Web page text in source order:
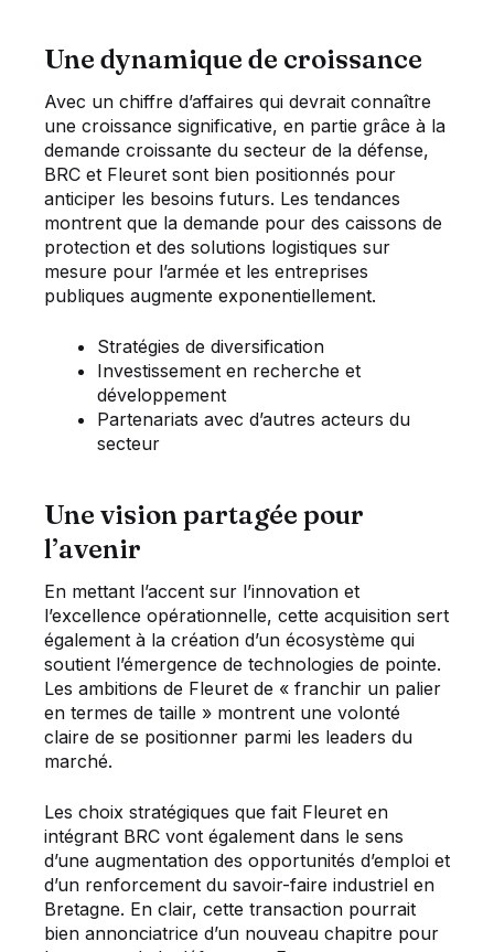
Une dynamique de croissance
Avec un chiffre d’affaires qui devrait connaître
une croissance significative, en partie grâce à la
demande croissante du secteur de la défense,
BRC et Fleuret sont bien positionnés pour
anticiper les besoins futurs. Les tendances
montrent que la demande pour des caissons de
protection et des solutions logistiques sur
mesure pour l’armée et les entreprises
publiques augmente exponentiellement.
Stratégies de diversification
Investissement en recherche et
développement
Partenariats avec d’autres acteurs du
secteur
Une vision partagée pour
l’avenir
En mettant l’accent sur l’innovation et
l’excellence opérationnelle, cette acquisition sert
également à la création d’un écosystème qui
soutient l’émergence de technologies de pointe.
Les ambitions de Fleuret de « franchir un palier
en termes de taille » montrent une volonté
claire de se positionner parmi les leaders du
marché.
Les choix stratégiques que fait Fleuret en
intégrant BRC vont également dans le sens
d’une augmentation des opportunités d’emploi et
d’un renforcement du savoir-faire industriel en
Bretagne. En clair, cette transaction pourrait
bien annonciatrice d’un nouveau chapitre pour